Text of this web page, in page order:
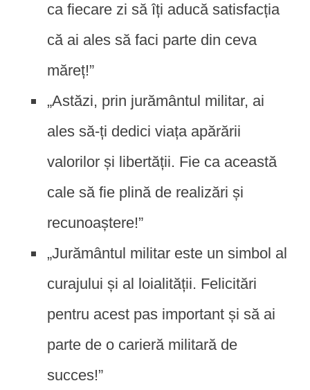
ca fiecare zi să îți aducă satisfacția
că ai ales să faci parte din ceva
măreț!”
„Astăzi, prin jurământul militar, ai
ales să-ți dedici viața apărării
valorilor și libertății. Fie ca această
cale să fie plină de realizări și
recunoaștere!”
„Jurământul militar este un simbol al
curajului și al loialității. Felicitări
pentru acest pas important și să ai
parte de o carieră militară de
succes!”